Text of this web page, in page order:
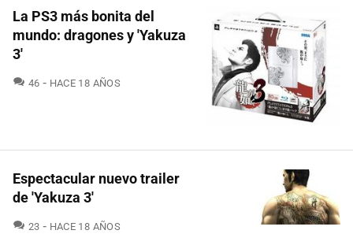
La PS3 más bonita del
mundo: dragones y 'Yakuza
3'
46 COMENTARIOS
HACE 18 AÑOS
Espectacular nuevo trailer
de 'Yakuza 3'
23 COMENTARIOS
HACE 18 AÑOS